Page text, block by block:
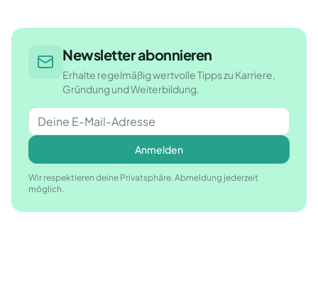
Newsletter abonnieren
Erhalte regelmäßig wertvolle Tipps zu Karriere,
Gründung und Weiterbildung.
Anmelden
Wir respektieren deine Privatsphäre. Abmeldung jederzeit
möglich.